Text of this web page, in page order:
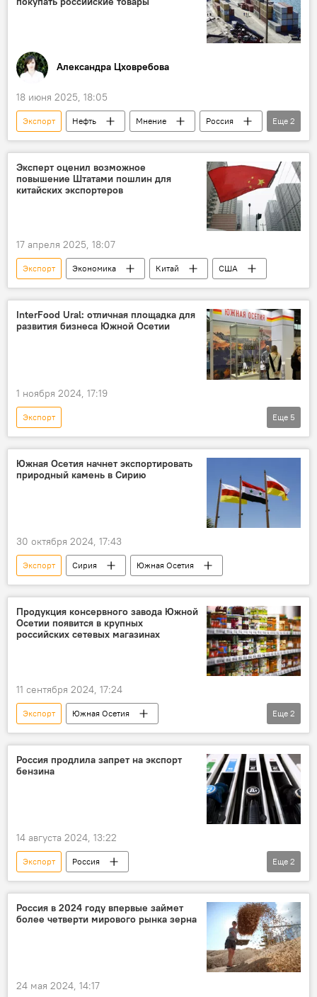
Александра Цховребова
18 июня 2025, 18:05
Экспорт Нефть Мнение
Россия
В мире
Экономика
Еще 2
Эксперт оценил возможное
повышение Штатами пошлин для
китайских экспортеров
17 апреля 2025, 18:07
Экспорт Экономика Китай США
InterFood Ural: отличная площадка для
развития бизнеса Южной Осетии
1 ноября 2024, 17:19
Экспорт
торговый представитель Южной Осетии в РФ
Мнение
Южная Осетия
Сотрудничество
Еще 5
Южная Осетия начнет экспортировать
природный камень в Сирию
30 октября 2024, 17:43
Экспорт Сирия Южная Осетия
Продукция консервного завода Южной
Осетии появится в крупных
российских сетевых магазинах
11 сентября 2024, 17:24
Экспорт
Южная Осетия
Сельское хозяйство
Новости
Еще 2
Россия продлила запрет на экспорт
бензина
14 августа 2024, 13:22
Экспорт
Россия
Правительство Северной Осетии
Новости
Еще 2
Россия в 2024 году впервые займет
более четверти мирового рынка зерна
24 мая 2024, 14:17